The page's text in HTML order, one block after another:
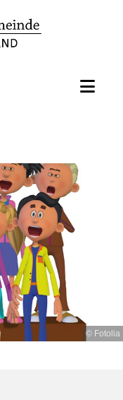
© Fotolia